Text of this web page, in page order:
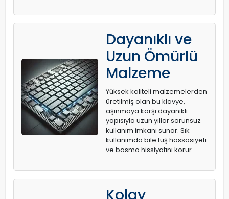
Dayanıklı ve
Uzun Ömürlü
Malzeme
Yüksek kaliteli malzemelerden
üretilmiş olan bu klavye,
aşınmaya karşı dayanıklı
yapısıyla uzun yıllar sorunsuz
kullanım imkanı sunar. Sık
kullanımda bile tuş hassasiyeti
ve basma hissiyatını korur.